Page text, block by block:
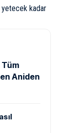
kadar
Tüm
Aniden